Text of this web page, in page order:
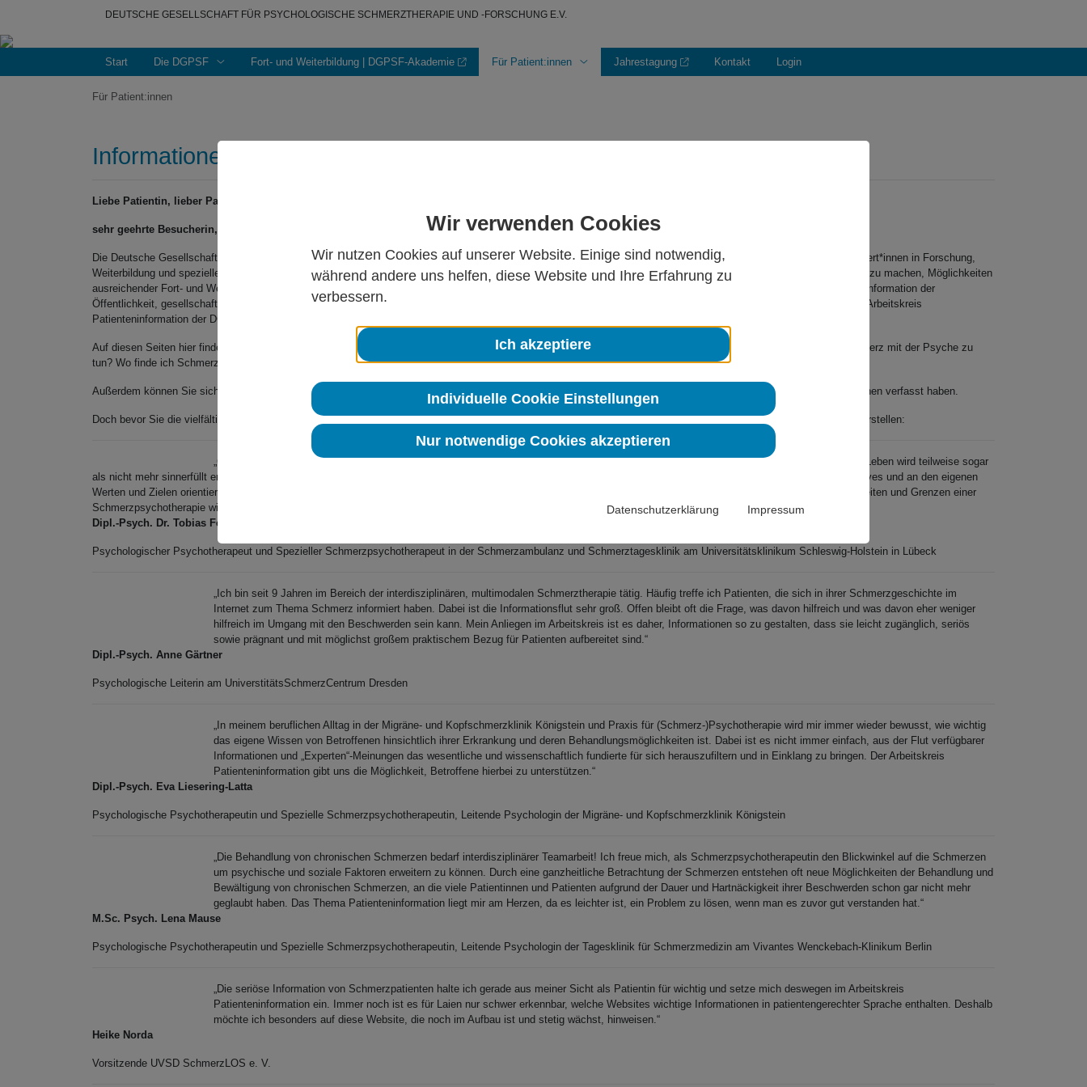
Wir verwenden Cookies
Wir nutzen Cookies auf unserer Website. Einige sind notwendig,
während andere uns helfen, diese Website und Ihre Erfahrung zu
verbessern.
Ich akzeptiere
Individuelle Cookie Einstellungen
Nur notwendige Cookies akzeptieren
Datenschutzerklärung Impressum
DEUTSCHE GESELLSCHAFT FÜR PSYCHOLOGISCHE SCHMERZTHERAPIE UND -FORSCHUNG E.V.
Start Die DGPSF Fort- und Weiterbildung | DGPSF-Akademie Für Patient:innen Jahrestagung Kontakt Login
Für Patient:innen
Informationen für Patientinnen und Patienten
Liebe Patientin, lieber Patient,
sehr geehrte Besucherin, sehr geehrter Besucher,
Die Deutsche Gesellschaft für Psychologische Schmerztherapie und -forschung (DGPSF) ist die wissenschaftliche Fachgesellschaft für psychologische Schmerzexpert*innen in Forschung,
Weiterbildung und spezieller schmerzpsychotherapeutischer Versorgung. Sie setzt sich u.a. dafür ein, Forschungsergebnisse für die Anwendung in der Praxis nutzbar zu machen, Möglichkeiten
ausreichender Fort- und Weiterbildung zu schaffen sowie Richtlinien für die Qualitätssicherung in der Schmerzpsychotherapie zu erarbeiten. Darüber hinaus stellt die Information der
Öffentlichkeit, gesellschaftlicher Institutionen und nicht zuletzt die Information der von Schmerz Betroffenen ein zentrales Anliegen dar. Diesem Anliegen hat sich der Arbeitskreis
Patienteninformation der DGPSF verschrieben.
Auf diesen Seiten hier finden Sie z.B. Antworten auf folgende Fragen: Was unterscheidet einen chronischen Schmerz von einem akuten Schmerz? Was hat der Schmerz mit der Psyche zu
tun? Wo finde ich Schmerzpsychotherapeut*innen? Was ist eine Schmerztagesklinik?
Außerdem können Sie sich gezielt über spezielle Schmerzerkrankungen informieren. Vielleicht profitieren Sie ja auch von Erfahrungsberichten, die Schmerzpatient*innen verfasst haben.
Doch bevor Sie die vielfältigen Informationen auf diesen Seiten durchstöbern, möchten wir Mitglieder des Arbeitskreises Patienteninformation uns Ihnen gerne kurz vorstellen:
„Chronische Schmerzen gehen oft mit Frust, Verzweiflung und Hilflosigkeit einher. Häufig nimmt die Lebensqualität deutlich ab. Das eigene Leben wird teilweise sogar
als nicht mehr sinnerfüllt erlebt. Ich bin in der Schmerzpsychotherapie tätig, weil ich mit den Betroffenen gemeinsam daran arbeiten möchte, trotz Schmerzen ein aktives und an den eigenen
Werten und Zielen orientiertes Leben zu führen. Um diesem oft mühsamen Weg eine Chance zu geben, braucht es gut informierte Patient*innen, die um die Möglichkeiten und Grenzen einer
Schmerzpsychotherapie wissen. Daher engagiere ich mich im Arbeitskreis Patienteninformation.“
Dipl.-Psych. Dr. Tobias Fehlinger
Psychologischer Psychotherapeut und Spezieller Schmerzpsychotherapeut in der Schmerzambulanz und Schmerztagesklinik am Universitätsklinikum Schleswig-Holstein in Lübeck
„Ich bin seit 9 Jahren im Bereich der interdisziplinären, multimodalen Schmerztherapie tätig. Häufig treffe ich Patienten, die sich in ihrer Schmerzgeschichte im
Internet zum Thema Schmerz informiert haben. Dabei ist die Informationsflut sehr groß. Offen bleibt oft die Frage, was davon hilfreich und was davon eher weniger
hilfreich im Umgang mit den Beschwerden sein kann. Mein Anliegen im Arbeitskreis ist es daher, Informationen so zu gestalten, dass sie leicht zugänglich, seriös
sowie prägnant und mit möglichst großem praktischem Bezug für Patienten aufbereitet sind.“
Dipl.-Psych. Anne Gärtner
Psychologische Leiterin am UniverstitätsSchmerzCentrum Dresden
„In meinem beruflichen Alltag in der Migräne- und Kopfschmerzklinik Königstein und Praxis für (Schmerz-)Psychotherapie wird mir immer wieder bewusst, wie wichtig
das eigene Wissen von Betroffenen hinsichtlich ihrer Erkrankung und deren Behandlungsmöglichkeiten ist. Dabei ist es nicht immer einfach, aus der Flut verfügbarer
Informationen und „Experten“-Meinungen das wesentliche und wissenschaftlich fundierte für sich herauszufiltern und in Einklang zu bringen. Der Arbeitskreis
Patienteninformation gibt uns die Möglichkeit, Betroffene hierbei zu unterstützen.“
Dipl.-Psych. Eva Liesering-Latta
Psychologische Psychotherapeutin und Spezielle Schmerzpsychotherapeutin, Leitende Psychologin der Migräne- und Kopfschmerzklinik Königstein
„Die Behandlung von chronischen Schmerzen bedarf interdisziplinärer Teamarbeit! Ich freue mich, als Schmerzpsychotherapeutin den Blickwinkel auf die Schmerzen
um psychische und soziale Faktoren erweitern zu können. Durch eine ganzheitliche Betrachtung der Schmerzen entstehen oft neue Möglichkeiten der Behandlung und
Bewältigung von chronischen Schmerzen, an die viele Patientinnen und Patienten aufgrund der Dauer und Hartnäckigkeit ihrer Beschwerden schon gar nicht mehr
geglaubt haben. Das Thema Patienteninformation liegt mir am Herzen, da es leichter ist, ein Problem zu lösen, wenn man es zuvor gut verstanden hat.“
M.Sc. Psych. Lena Mause
Psychologische Psychotherapeutin und Spezielle Schmerzpsychotherapeutin, Leitende Psychologin der Tagesklinik für Schmerzmedizin am Vivantes Wenckebach-Klinikum Berlin
„Die seriöse Information von Schmerzpatienten halte ich gerade aus meiner Sicht als Patientin für wichtig und setze mich deswegen im Arbeitskreis
Patienteninformation ein. Immer noch ist es für Laien nur schwer erkennbar, welche Websites wichtige Informationen in patientengerechter Sprache enthalten. Deshalb
möchte ich besonders auf diese Website, die noch im Aufbau ist und stetig wächst, hinweisen.“
Heike Norda
Vorsitzende UVSD SchmerzLOS e. V.